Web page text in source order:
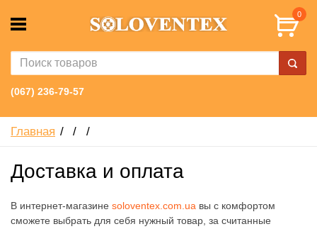
0
(067) 236-79-57
Главная
Доставка и оплата
В интернет-магазине soloventex.com.ua вы с комфортом
сможете выбрать для себя нужный товар, за считанные